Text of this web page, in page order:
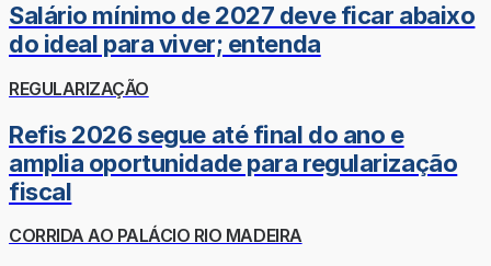
Salário mínimo de 2027 deve ficar abaixo
do ideal para viver; entenda
REGULARIZAÇÃO
Refis 2026 segue até final do ano e
amplia oportunidade para regularização
fiscal
CORRIDA AO PALÁCIO RIO MADEIRA